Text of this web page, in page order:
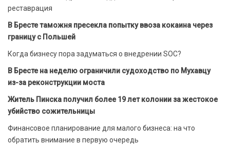
реставрация
В Бресте таможня пресекла попытку ввоза кокаина через
границу с Польшей
Когда бизнесу пора задуматься о внедрении SOC?
В Бресте на неделю ограничили судоходство по Мухавцу
из-за реконструкции моста
Житель Пинска получил более 19 лет колонии за жестокое
убийство сожительницы
Финансовое планирование для малого бизнеса: на что
обратить внимание в первую очередь